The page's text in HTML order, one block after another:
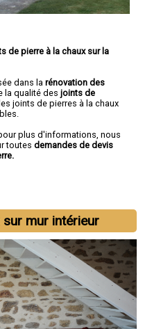
de pierre à la chaux sur la
dans la rénovation des
la qualité des joints de
joints de pierres à la chaux
plus d'informations, nous
toutes demandes de devis
mur intérieur